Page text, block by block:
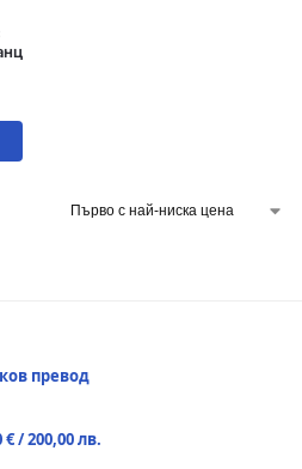
превод
/ 200,00 лв.